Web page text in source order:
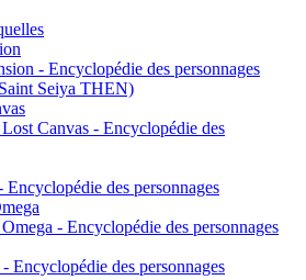
- Encyclopédie des personnages
Seiya THEN)
Canvas - Encyclopédie des
Encyclopédie des personnages
- Encyclopédie des personnages
Encyclopédie des personnages